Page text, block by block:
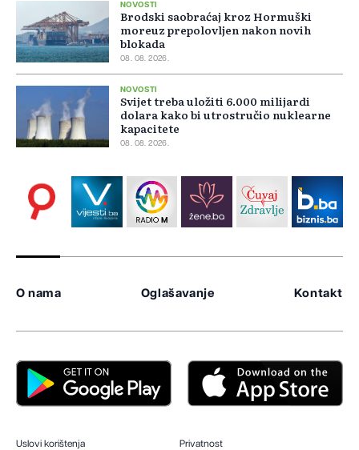
NOVOSTI
Brodski saobraćaj kroz Hormuški
moreuz prepolovljen nakon novih
blokada
08. 08. 2026.
NOVOSTI
Svijet treba uložiti 6.000 milijardi
dolara kako bi utrostručio nuklearne
kapacitete
08. 08. 2026.
O nama Oglašavanje Kontakt
Uslovi korištenja Privatnost